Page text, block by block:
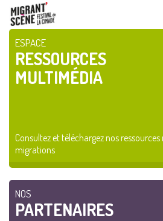
ESPACE
RESSOURCES
MULTIMÉDIA
Consultez et téléchargez nos
migrations
NOS
PARTENAIRES